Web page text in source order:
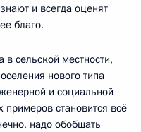
и всегда оценят
благо.
сельской местности,
нового типа
и социальной
примеров становится всё
надо обобщать